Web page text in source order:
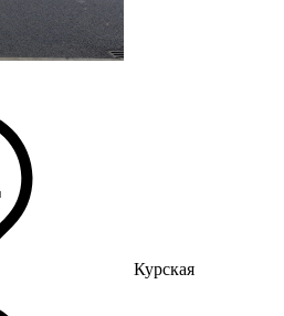
Курская